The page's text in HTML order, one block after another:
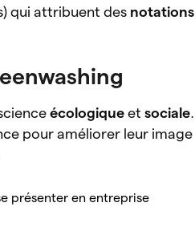
qui attribuent des notations
écologique etsociale.
pour améliorer leur image
présenter en entreprise